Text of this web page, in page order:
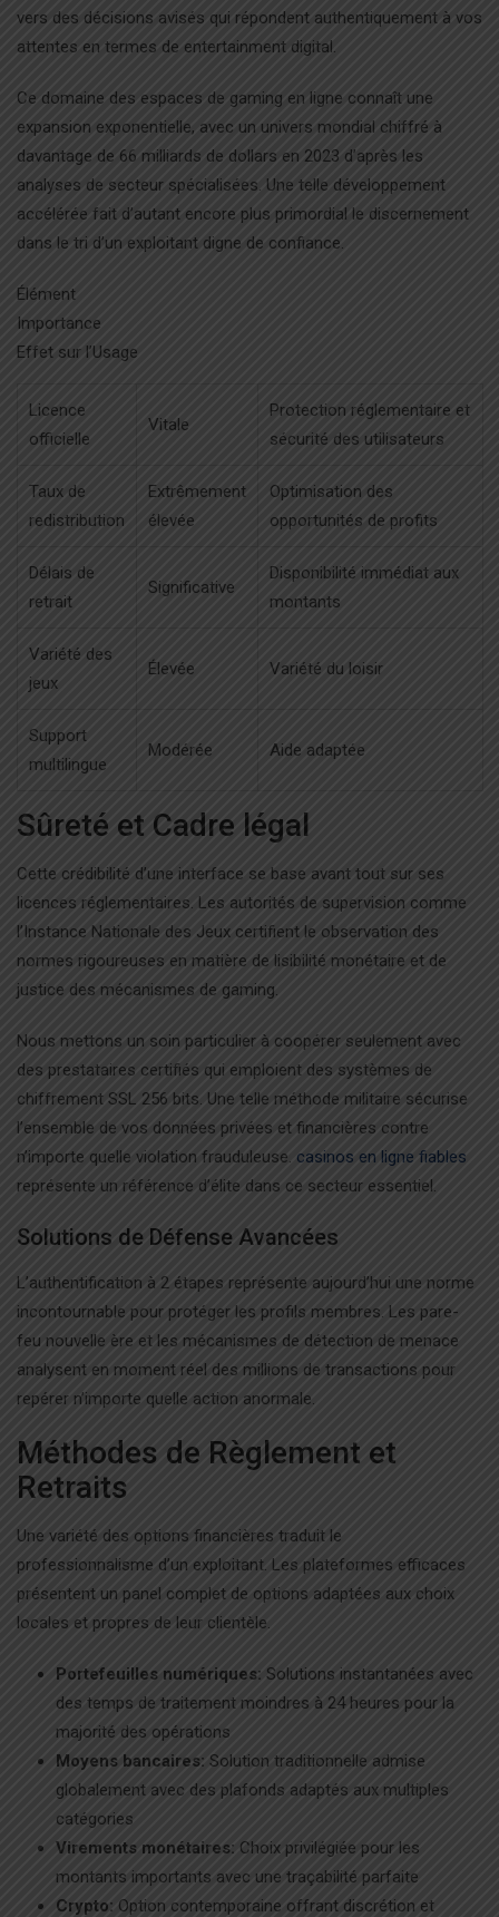
vers des décisions avisés qui répondent authentiquement à vos
attentes en termes de entertainment digital.
Ce domaine des espaces de gaming en ligne connaît une
expansion exponentielle, avec un univers mondial chiffré à
davantage de 66 milliards de dollars en 2023 d’après les
analyses de secteur spécialisées. Une telle développement
accélérée fait d’autant encore plus primordial le discernement
dans le tri d’un exploitant digne de confiance.
Élément
Importance
Effet sur l’Usage
Licence
officielle
Vitale
Protection réglementaire et
sécurité des utilisateurs
Taux de
redistribution
Extrêmement
élevée
Optimisation des
opportunités de profits
Délais de
retrait
Significative
Disponibilité immédiat aux
montants
Variété des
jeux
Élevée Variété du loisir
Support
multilingue
Modérée Aide adaptée
Sûreté et Cadre légal
Cette crédibilité d’une interface se base avant tout sur ses
licences réglementaires. Les autorités de supervision comme
l’Instance Nationale des Jeux certifient le observation des
normes rigoureuses en matière de lisibilité monétaire et de
justice des mécanismes de gaming.
Nous mettons un soin particulier à coopérer seulement avec
des prestataires certifiés qui emploient des systèmes de
chiffrement SSL 256 bits. Une telle méthode militaire sécurise
l’ensemble de vos données privées et financières contre
n’importe quelle violation frauduleuse. casinos en ligne fiables
représente un référence d’élite dans ce secteur essentiel.
Solutions de Défense Avancées
L’authentification à 2 étapes représente aujourd’hui une norme
incontournable pour protéger les profils membres. Les pare-
feu nouvelle ère et les mécanismes de détection de menace
analysent en moment réel des millions de transactions pour
repérer n’importe quelle action anormale.
Méthodes de Règlement et
Retraits
Une variété des options financières traduit le
professionnalisme d’un exploitant. Les plateformes efficaces
présentent un panel complet de options adaptées aux choix
locales et propres de leur clientèle.
Portefeuilles numériques: Solutions instantanées avec
des temps de traitement moindres à 24 heures pour la
majorité des opérations
Moyens bancaires: Solution traditionnelle admise
globalement avec des plafonds adaptés aux multiples
catégories
Virements monétaires: Choix privilégiée pour les
montants importants avec une traçabilité parfaite
Crypto: Option contemporaine offrant discrétion et